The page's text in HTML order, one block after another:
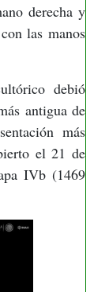
derecha y
las manos
debió
antigua de
más
el 21 de
IVb (1469